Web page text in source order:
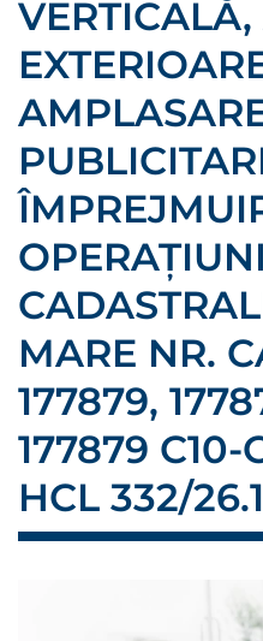
OPERAȚIUNI
MARE NR.
177879,
177879 C10-
HCL 332/